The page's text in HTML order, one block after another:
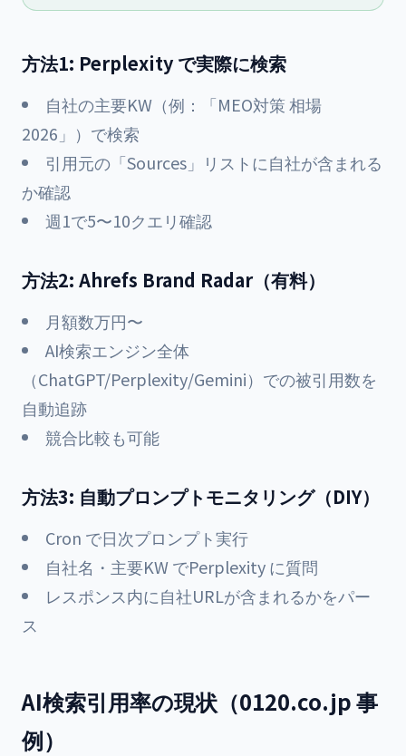
方法1: Perplexity で実際に検索
自社の主要KW（例：「MEO対策 相場
2026」）で検索
引用元の「Sources」リストに自社が含まれる
か確認
週1で5〜10クエリ確認
方法2: Ahrefs Brand Radar（有料）
月額数万円〜
AI検索エンジン全体
（ChatGPT/Perplexity/Gemini）での被引用数を
自動追跡
競合比較も可能
方法3: 自動プロンプトモニタリング（DIY）
Cron で日次プロンプト実行
自社名・主要KW でPerplexity に質問
レスポンス内に自社URLが含まれるかをパー
ス
AI検索引用率の現状（0120.co.jp 事
例）